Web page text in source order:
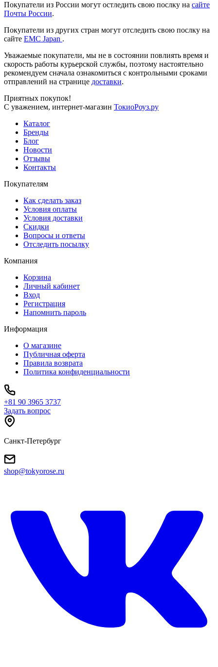
Покупатели из России могут остледить свою послку на сайте
Почты России.
Покупатели из других стран могут отследить свою послку на
сайте ЕМС Japan .
Уважаемые покупатели, мы не в состоянии повлиять время и
скорость работы курьерской службы, поэтому настоятельно
рекомендуем сначала ознакомиться с контрольными сроками
отправлений на странице доставки.
Приятных покупок!
С уважением, интернет-магазин ТокиоРоуз.ру
Каталог
Бренды
Блог
Новости
Отзывы
Контакты
Покупателям
Как сделать заказ
Условия оплаты
Условия доставки
Скидки
Вопросы и ответы
Отследить посылку
Компания
Корзина
Личный кабинет
Вход
Регистрация
Напомнить пароль
Информация
О магазине
Публичная оферта
Правила возврата
Политика конфиденциальности
+81 90 3965 3737
Задать вопрос
Санкт-Петербург
shop@tokyorose.ru